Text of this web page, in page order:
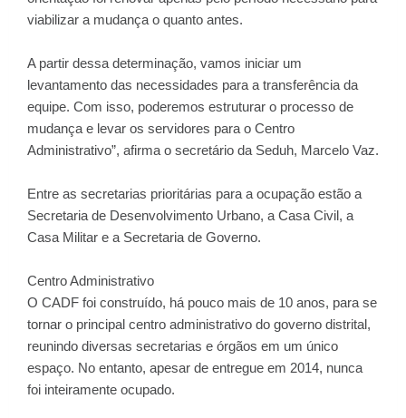
viabilizar a mudança o quanto antes.
A partir dessa determinação, vamos iniciar um
levantamento das necessidades para a transferência da
equipe. Com isso, poderemos estruturar o processo de
mudança e levar os servidores para o Centro
Administrativo”, afirma o secretário da Seduh, Marcelo Vaz.
Entre as secretarias prioritárias para a ocupação estão a
Secretaria de Desenvolvimento Urbano, a Casa Civil, a
Casa Militar e a Secretaria de Governo.
Centro Administrativo
O CADF foi construído, há pouco mais de 10 anos, para se
tornar o principal centro administrativo do governo distrital,
reunindo diversas secretarias e órgãos em um único
espaço. No entanto, apesar de entregue em 2014, nunca
foi inteiramente ocupado.